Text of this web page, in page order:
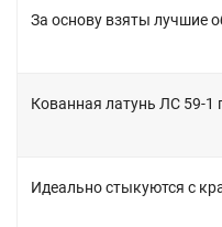
За основу взяты лучшие
Кованная латунь ЛС 59-1
Идеально стыкуются с